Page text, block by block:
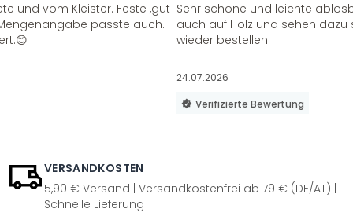
und vom Kleister. Feste ,gut
passte auch.
Sehr schöne und leichte
auch auf Holz und sehen
wieder bestellen.
24.07.2026
Verifizierte Bewertung
VERSANDKOSTEN
5,90 € Versand | Versandkostenfrei ab 79 € (DE/AT) |
Schnelle Lieferung